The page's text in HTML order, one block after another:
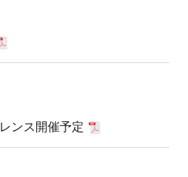
ンス開催予定